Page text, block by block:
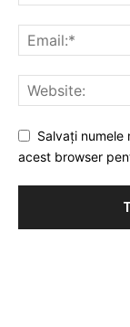
Salvați numele
acest browser